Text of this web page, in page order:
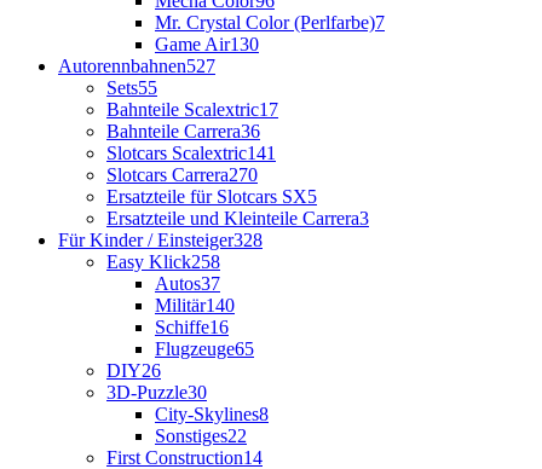
Mr. Crystal Color (Perlfarbe)7
Game Air130
Autorennbahnen527
Sets55
Bahnteile Scalextric17
Bahnteile Carrera36
Slotcars Scalextric141
Slotcars Carrera270
Ersatzteile für Slotcars SX5
Ersatzteile und Kleinteile Carrera3
Für Kinder / Einsteiger328
Easy Klick258
Autos37
Militär140
Schiffe16
Flugzeuge65
DIY26
3D-Puzzle30
City-Skylines8
Sonstiges22
First Construction14